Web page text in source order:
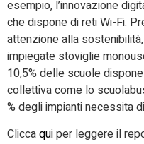
esempio, l’innovazione
che dispone di reti Wi-Fi.
attenzione alla
impiegate stoviglie
10,5% delle scuole
collettiva come lo
% degli impianti necessita
Cliccaquiper leggere il